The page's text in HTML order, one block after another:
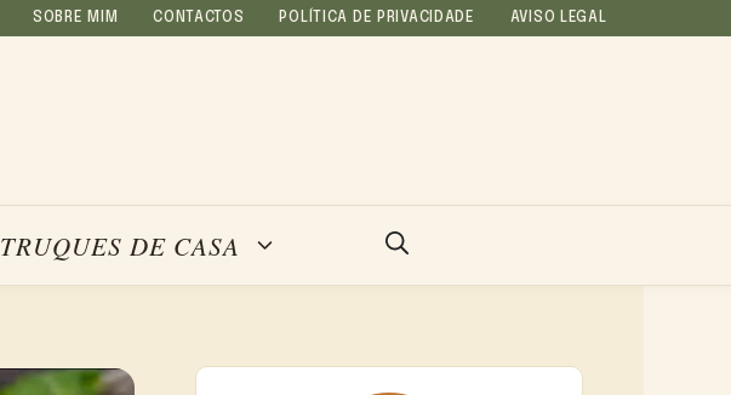
SOBRE MIM CONTACTOS POLÍTICA DE PRIVACIDADE AVISO LEGAL
TRUQUES DE CASA